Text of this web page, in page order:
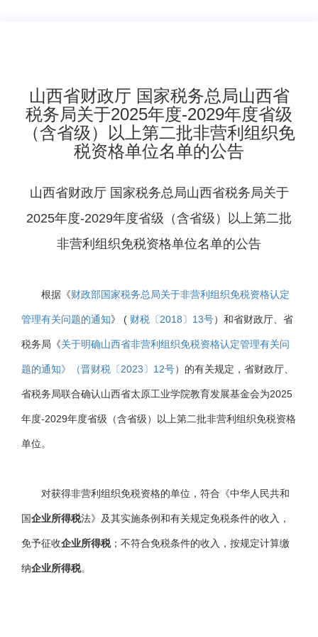
​山西省财政厅 国家税务总局山西省
税务局关于2025年度-2029年度省级
（含省级）以上第二批非营利组织免
税资格单位名单的公告
山西省财政厅 国家税务总局山西省税务局关于
2025年度-2029年度省级（含省级）以上第二批
非营利组织免税资格单位名单的公告
根据《财政部国家税务总局关于非营利组织免税资格认定
管理有关问题的通知》 ( 财税〔2018〕13号）和省财政厅、省
税务局《关于明确山西省非营利组织免税资格认定管理有关问
题的通知》（晋财税〔2023〕12号）的有关规定，省财政厅、
省税务局联合确认山西省太原工业学院教育发展基金会为2025
年度-2029年度省级（含省级）以上第二批非营利组织免税资格
单位。
对获得非营利组织免税资格的单位，符合《中华人民共和
国企业所得税法》及其实施条例和有关规定免税条件的收入，
免予征收企业所得税；不符合免税条件的收入，按规定计算缴
纳企业所得税。